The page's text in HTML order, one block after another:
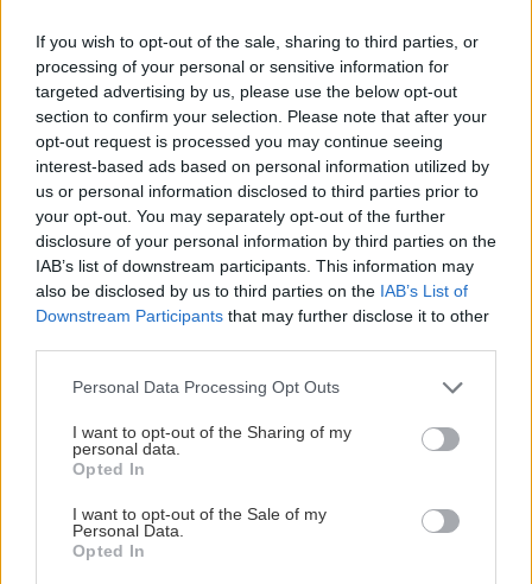
If you wish to opt-out of the sale, sharing to third parties, or
processing of your personal or sensitive information for
targeted advertising by us, please use the below opt-out
section to confirm your selection. Please note that after your
opt-out request is processed you may continue seeing
interest-based ads based on personal information utilized by
us or personal information disclosed to third parties prior to
your opt-out. You may separately opt-out of the further
disclosure of your personal information by third parties on the
IAB’s list of downstream participants. This information may
also be disclosed by us to third parties on the IAB’s List of
Downstream Participants that may further disclose it to other
Personal Data Processing Opt Outs
I want to opt-out of the Sharing of my
personal data.
Opted In
I want to opt-out of the Sale of my
Personal Data.
Opted In
μάθετε πρώτοι όλες τις ειδήσεις για την Κρήτη
και όχι μόνο.
Περιπτερο Γλυκα κλέφτης
ΡΟΗ ΕΙΔΗΣΕΩΝ
προκριματικού γύρου
ΕΛΛΑΔΑ
Ειδικό Χωροταξικό για τον Τουρισμό: Οι νέοι
κανόνες για επενδύσεις, νησιά και
προορισμούς υπό πίεση